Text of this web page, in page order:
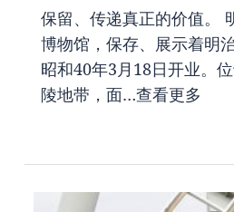
保留、传递真正的价值。
博物馆，保存、展示着明
昭和40年3月18日开业。
陵地带，面…查看更多